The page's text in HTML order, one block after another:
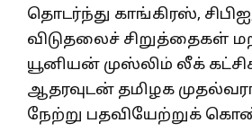
தொடர்ந்து காங்கிரஸ், சிபிஐ,
விடுதலைச் சிறுத்தைகள்
யூனியன் முஸ்லிம் லீக்
ஆதரவுடன் தமிழக
நேற்று பதவியேற்றுக்